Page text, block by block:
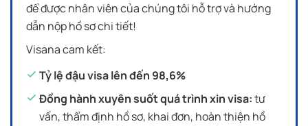
để được nhân viên của chúng tôi hỗ trợ và hướng
dẫn nộp hồ sơ chi tiết!
Visana cam kết:
Tỷ lệ đậu visa lên đến 98,6%
Đồng hành xuyên suốt quá trình xin visa:tư
vấn, thẩm định hồ sơ, khai đơn, hoàn thiện hồ